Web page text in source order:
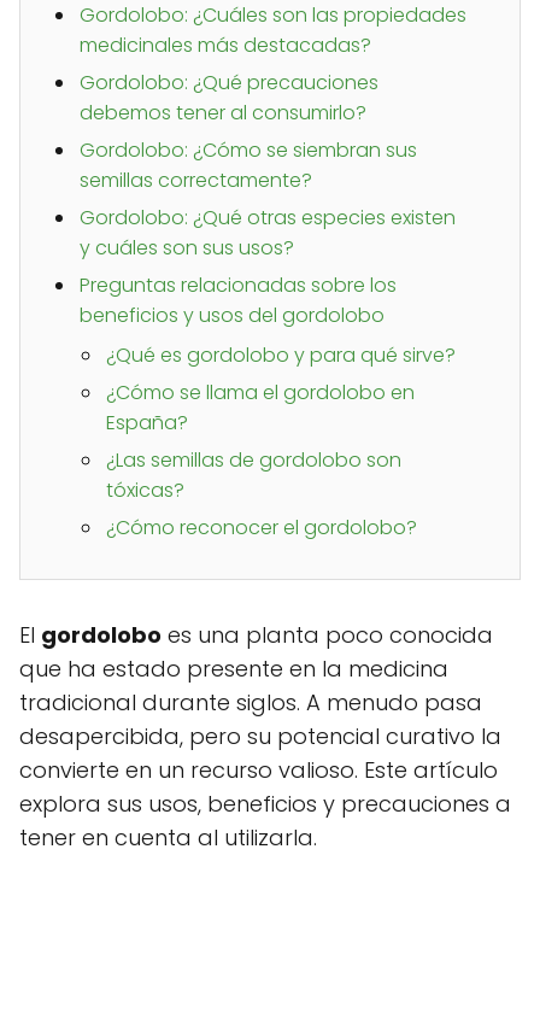
Gordolobo: ¿Cuáles son las propiedades
medicinales más destacadas?
Gordolobo: ¿Qué precauciones
debemos tener al consumirlo?
Gordolobo: ¿Cómo se siembran sus
semillas correctamente?
Gordolobo: ¿Qué otras especies existen
y cuáles son sus usos?
Preguntas relacionadas sobre los
beneficios y usos del gordolobo
¿Qué es gordolobo y para qué sirve?
¿Cómo se llama el gordolobo en
España?
¿Las semillas de gordolobo son
tóxicas?
¿Cómo reconocer el gordolobo?
El gordolobo es una planta poco conocida
que ha estado presente en la medicina
tradicional durante siglos. A menudo pasa
desapercibida, pero su potencial curativo la
convierte en un recurso valioso. Este artículo
explora sus usos, beneficios y precauciones a
tener en cuenta al utilizarla.